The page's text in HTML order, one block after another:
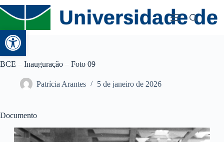
Abrir a barra de ferramentas
BCE – Inauguração – Foto 09
Patrícia Arantes 5 de janeiro de 2026
Documento